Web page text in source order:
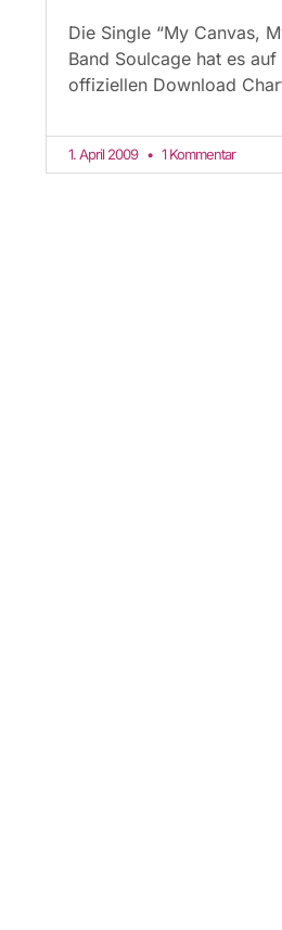
Die Single “My Canvas,
Band Soulcage hat es
offiziellen Download
1. April 2009 1 Kommentar